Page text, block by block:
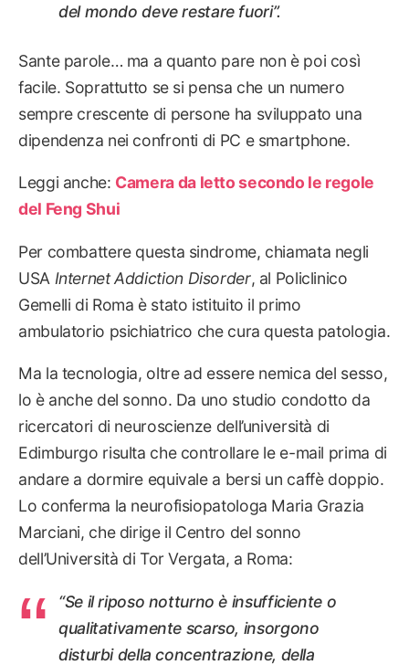
del mondo deve restare fuori”.
Sante parole… ma a quanto pare non è poi così
facile. Soprattutto se si pensa che un numero
sempre crescente di persone ha sviluppato una
dipendenza nei confronti di PC e smartphone.
Leggi anche: Camera da letto secondo le regole
del Feng Shui
Per combattere questa sindrome, chiamata negli
USA Internet Addiction Disorder, al Policlinico
Gemelli di Roma è stato istituito il primo
ambulatorio psichiatrico che cura questa patologia.
Ma la tecnologia, oltre ad essere nemica del sesso,
lo è anche del sonno. Da uno studio condotto da
ricercatori di neuroscienze dell’università di
Edimburgo risulta che controllare le e-mail prima di
andare a dormire equivale a bersi un caffè doppio.
Lo conferma la neurofisiopatologa Maria Grazia
Marciani, che dirige il Centro del sonno
dell’Università di Tor Vergata, a Roma:
“Se il riposo notturno è insufficiente o
qualitativamente scarso, insorgono
disturbi della concentrazione, della